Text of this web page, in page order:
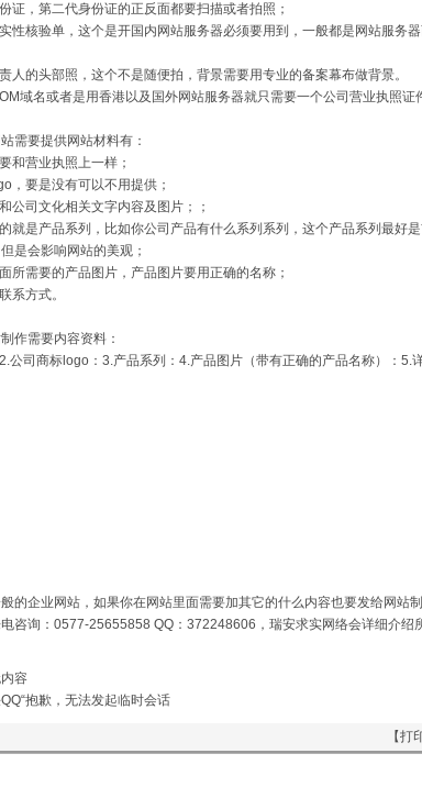
证，第二代身份证的正反面都要扫描或者拍照；
性核验单，这个是开国内网站服务器必须要用到，一般都是网站服务
人的头部照，这个不是随便拍，背景需要用专业的备案幕布做背景。
域名或者是用香港以及国外网站服务器就只需要一个公司营业执照证
需要提供网站材料有：
和营业执照上一样；
，要是没有可以不用提供；
公司文化相关文字内容及图片；；
就是产品系列，比如你公司产品有什么系列系列，这个产品系列最好
是会影响网站的美观；
所需要的产品图片，产品图片要用正确的名称；
系方式。
作需要内容资料：
公司商标logo：3.产品系列：4.产品图片（带有正确的产品名称）：5.
的企业网站，如果你在网站里面需要加其它的什么内容也要发给网站
咨询：0577-25655858 QQ：372248606，瑞安求实网络会详细介绍
容
抱歉，无法发起临时会话
【打